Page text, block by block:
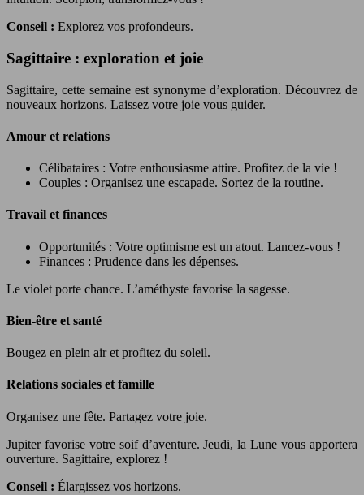
Conseil : Explorez vos profondeurs.
Sagittaire : exploration et joie
Sagittaire, cette semaine est synonyme d’exploration. Découvrez de
nouveaux horizons. Laissez votre joie vous guider.
Amour et relations
Célibataires : Votre enthousiasme attire. Profitez de la vie !
Couples : Organisez une escapade. Sortez de la routine.
Travail et finances
Opportunités : Votre optimisme est un atout. Lancez-vous !
Finances : Prudence dans les dépenses.
Le violet porte chance. L’améthyste favorise la sagesse.
Bien-être et santé
Bougez en plein air et profitez du soleil.
Relations sociales et famille
Organisez une fête. Partagez votre joie.
Jupiter favorise votre soif d’aventure. Jeudi, la Lune vous apportera
ouverture. Sagittaire, explorez !
Conseil : Élargissez vos horizons.